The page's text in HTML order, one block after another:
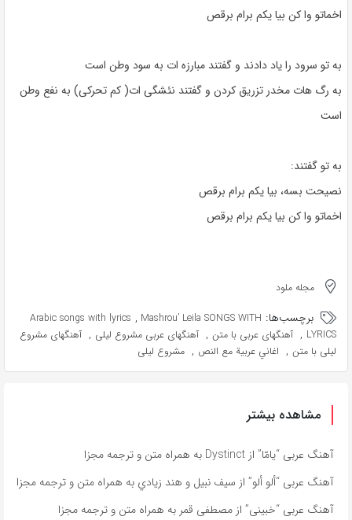
اخماتو وا کن بیا یکم برام برقص
به تو سرود را یاد دادند و گفتند مبارزه ات به سود وطن است
به رگ هات مخدر تزریق کردن و گفتند نئشگی ات( کم تحرکی) به نفع وطن
است
به تو گفتند:
نصیحت بسه، بیا یکم برام برقص
اخماتو وا کن بیا یکم برام برقص
مجله ملود
برچسب‌ها: Arabic songs with lyrics , Mashrou’ Leila SONGS WITH
LYRICS
, آهنگهای عربی با متن , آهنگهای عربی مشروع ليلى , آهنگهای مشروع
ليلى با متن , اغاني عربية مع النص , مشروع ليلى
مشاهده بیشتر
آهنگ عربی “يامّا” از Dystinct به همراه متن و ترجمه مجزا
آهنگ عربی “ألو ألو” از سيف نبيل و هند زيادي به همراه متن و ترجمه مجزا
آهنگ عربی “خبينى” از مصطفى قمر به همراه متن و ترجمه مجزا